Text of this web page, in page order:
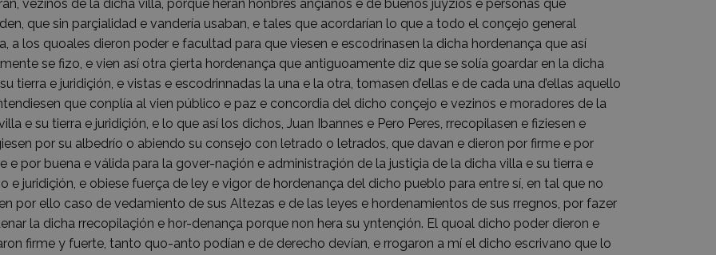
vezinos de la dicha villa, porque heran honbres ançianos e de buenos juyzios e personas que
que sin parçialidad e vandería usaban, e tales que acordarían lo que a todo el conçejo general
a los quoales dieron poder e facultad para que viesen e escodrinasen la dicha hordenança que así
se fizo, e vien así otra çierta hordenança que antiguoamente diz que se solía goardar en la dicha
tierra e juridiçión, e vistas e escodrinnadas la una e la otra, tomasen d’ellas e de cada una d’ellas aquello
que conplía al vien público e paz e concordia del dicho conçejo e vezinos e moradores de la
e su tierra e juridiçión, e lo que así los dichos, Juan Ibannes e Pero Peres, rrecopilasen e fiziesen e
por su albedrío o abiendo su consejo con letrado o letrados, que davan e dieron por firme e por
e por buena e válida para la gover-naçión e administraçión de la justiçia de la dicha villa e su tierra e
e juridiçión, e obiese fuerça de ley e vigor de hordenança del dicho pueblo para entre sí, en tal que no
por ello caso de vedamiento de sus Altezas e de las leyes e hordenamientos de sus rregnos, por fazer
la dicha rrecopilaçión e hor-denança porque non hera su yntençión. El quoal dicho poder dieron e
firme y fuerte, tanto quo-anto podían e de derecho devían, e rrogaron a mí el dicho escrivano que lo